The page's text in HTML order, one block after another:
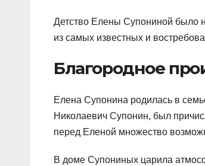
Детство Елены Супониной было
из самых известных и
Благородное
Елена Супонина родилась в
Николаевич Супонин, был
перед Еленой множество
В доме Супониных царила